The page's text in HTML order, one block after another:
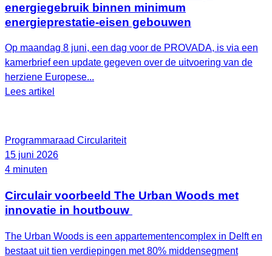
energiegebruik binnen minimum
energieprestatie-eisen gebouwen
Op maandag 8 juni, een dag voor de PROVADA, is via een
kamerbrief een update gegeven over de uitvoering van de
herziene Europese...
Lees artikel
Programmaraad Circulariteit
15 juni 2026
4 minuten
Circulair voorbeeld The Urban Woods met
innovatie in houtbouw
The Urban Woods is een appartementencomplex in Delft en
bestaat uit tien verdiepingen met 80% middensegment